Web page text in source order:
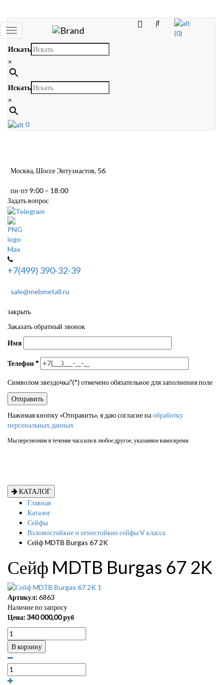
Toggle
navigation
(0)
Искать
×
Искать
×
0
Москва, Шоссе Энтузиастов, 56
пн-пт 9:00 – 18:00
Задать вопрос
+7(499) 390-32-39
sale@mebmetall.ru
закрыть
Заказать обратный звонок
Имя
Телефон *
Символом звездочка"(*) отмечено обязательное для заполнения поле
Нажимая кнопку «Отправить», я даю согласие наобработку
персональных данных
Мы перезвоним в течение часа или в любое другое, указанное вами время
КАТАЛОГ
Главная
Каталог
Сейфы
Взломостойкие и огнестойкие сейфы V класса
Сейф MDTB Burgas 67 2K
Сейф MDTB Burgas 67 2K
Артикул:6863
Наличие по запросу
Цена:340 000,00руб
В корзину